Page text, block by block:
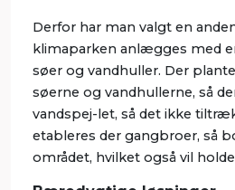
Derfor har man valgt en
klimaparken anlægges med
søer og vandhuller. Der
søerne og vandhullerne, så
vandspej-let, så det ikke
etableres der gangbroer, så
området, hvilket også vil